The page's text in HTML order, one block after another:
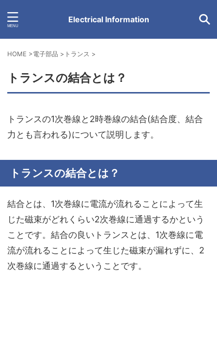
Electrical Information
HOME >電子部品 > トランス >
トランスの結合とは？
トランスの1次巻線と2時巻線の結合(結合度、結合
力とも言われる)について説明します。
トランスの結合とは？
結合とは、 1次巻線に電流が流れることによって生
じた磁束がどれくらい2次巻線に通過するかという
ことです。 結合の良いトランスとは、1次巻線に電
流が流れることによって生じた磁束が漏れずに、2
次巻線に通過するということです。